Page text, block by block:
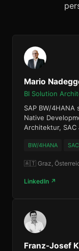
Mario
BI Solution
SAP BW/4HANA
Native
Architektur, SAC
BW/4HANA SAC
🇦🇹 Graz,
LinkedIn ↗
Franz-Josef